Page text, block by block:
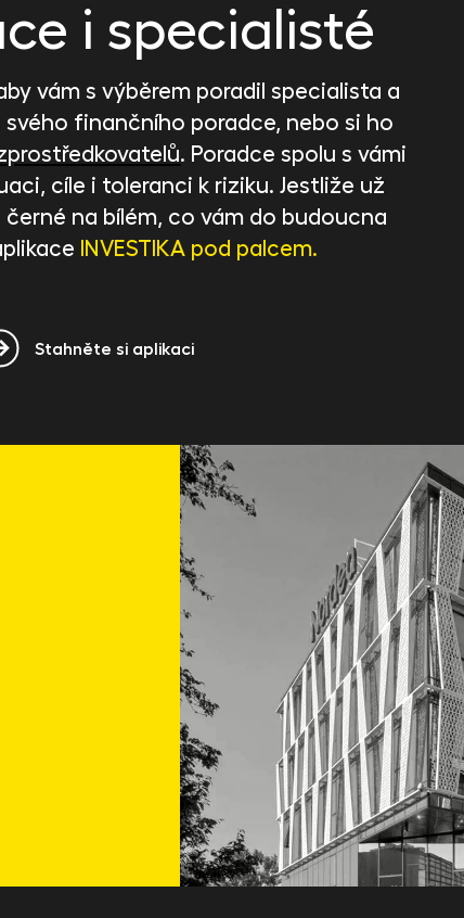
i specialisté
vám s výběrem poradil specialista a
finančního poradce, nebo si ho
. Poradce spolu s vámi
cíle i toleranci k riziku. Jestliže už
na bílém, co vám do budoucna
INVESTIKA pod palcem.
Stahněte si aplikaci